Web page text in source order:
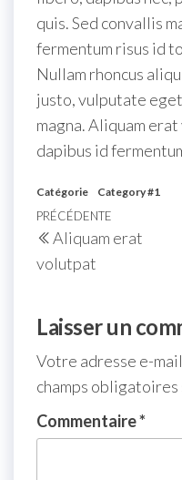
quis. Sed convallis
fermentum risus id
Nullam rhoncus
justo, vulputate
magna. Aliquam
dapibus id
Catégorie Category #1
PRÉCÉDENTE
Aliquam erat
volutpat
Laisser un
Votre adresse e-
champs
Commentaire*